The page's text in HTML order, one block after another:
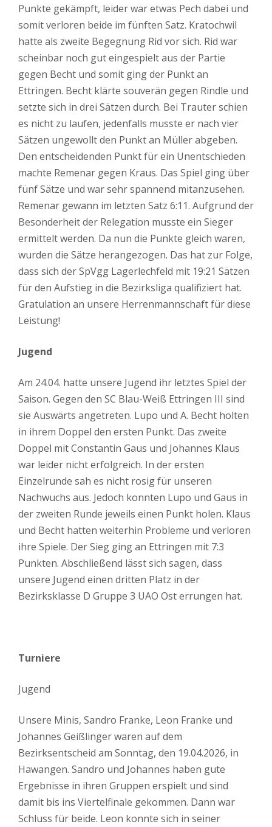
Punkte gekämpft, leider war etwas Pech dabei und
somit verloren beide im fünften Satz. Kratochwil
hatte als zweite Begegnung Rid vor sich. Rid war
scheinbar noch gut eingespielt aus der Partie
gegen Becht und somit ging der Punkt an
Ettringen. Becht klärte souverän gegen Rindle und
setzte sich in drei Sätzen durch. Bei Trauter schien
es nicht zu laufen, jedenfalls musste er nach vier
Sätzen ungewollt den Punkt an Müller abgeben.
Den entscheidenden Punkt für ein Unentschieden
machte Remenar gegen Kraus. Das Spiel ging über
fünf Sätze und war sehr spannend mitanzusehen.
Remenar gewann im letzten Satz 6:11. Aufgrund der
Besonderheit der Relegation musste ein Sieger
ermittelt werden. Da nun die Punkte gleich waren,
wurden die Sätze herangezogen. Das hat zur Folge,
dass sich der SpVgg Lagerlechfeld mit 19:21 Sätzen
für den Aufstieg in die Bezirksliga qualifiziert hat.
Gratulation an unsere Herrenmannschaft für diese
Leistung!
Jugend
Am 24.04. hatte unsere Jugend ihr letztes Spiel der
Saison. Gegen den SC Blau-Weiß Ettringen III sind
sie Auswärts angetreten. Lupo und A. Becht holten
in ihrem Doppel den ersten Punkt. Das zweite
Doppel mit Constantin Gaus und Johannes Klaus
war leider nicht erfolgreich. In der ersten
Einzelrunde sah es nicht rosig für unseren
Nachwuchs aus. Jedoch konnten Lupo und Gaus in
der zweiten Runde jeweils einen Punkt holen. Klaus
und Becht hatten weiterhin Probleme und verloren
ihre Spiele. Der Sieg ging an Ettringen mit 7:3
Punkten. Abschließend lässt sich sagen, dass
unsere Jugend einen dritten Platz in der
Bezirksklasse D Gruppe 3 UAO Ost errungen hat.
Turniere
Jugend
Unsere Minis, Sandro Franke, Leon Franke und
Johannes Geißlinger waren auf dem
Bezirksentscheid am Sonntag, den 19.04.2026, in
Hawangen. Sandro und Johannes haben gute
Ergebnisse in ihren Gruppen erspielt und sind
damit bis ins Viertelfinale gekommen. Dann war
Schluss für beide. Leon konnte sich in seiner